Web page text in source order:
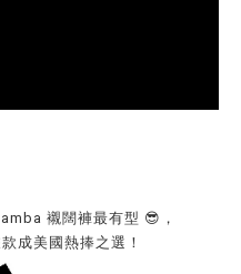
襯闊褲最有型 😎，
成美國熱捧之選！